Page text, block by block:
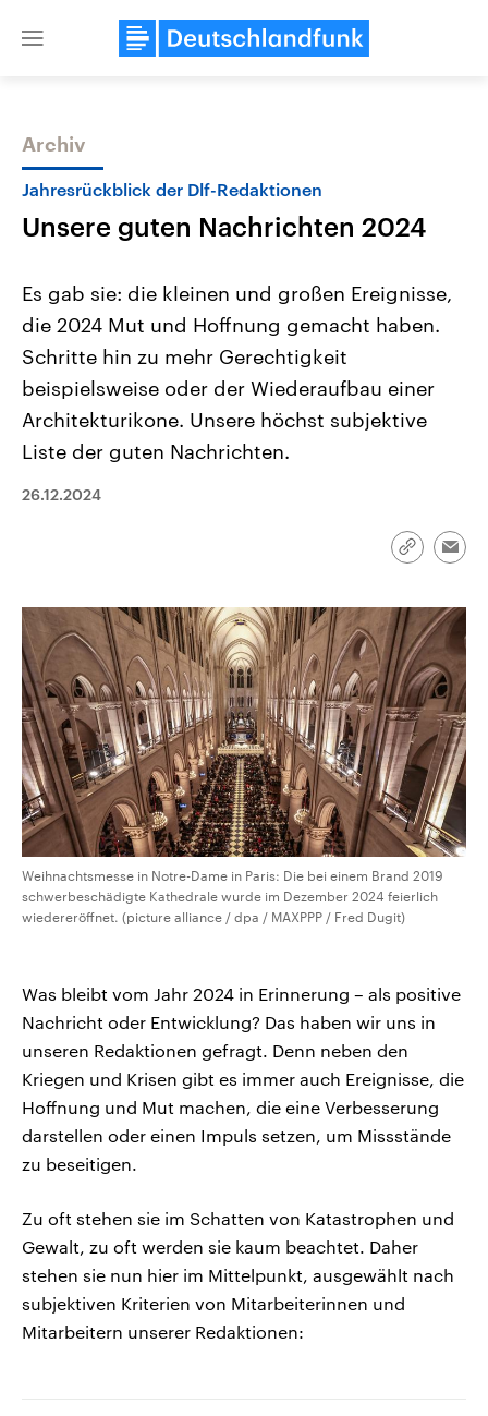
Close
Themen
Landtagswahl Sachsen-Anhalt
2026
Alle Informationen
Sachsen-Anhalt wählt am 6.
September 2026 einen neuen
Landtag. Seit 2021 wird das
CDU, SPD und FDP regiert.-
USA
Aktuelle Beiträge,
Hintergründe
Wirtschaftlich und
Audio-Archiv
Archiv
Jahresrückblick der Dlf-Redaktionen
Unsere guten Nachrichten 2024
Es gab sie: die kleinen und großen Ereignisse,
die 2024 Mut und Hoffnung gemacht haben.
Schritte hin zu mehr Gerechtigkeit
beispielsweise oder der Wiederaufbau einer
Architekturikone. Unsere höchst subjektive
Liste der guten Nachrichten.
26.12.2024
Link
Weihnachtsmesse in Notre-Dame in Paris: Die bei einem Brand 2019
schwerbeschädigte Kathedrale wurde im Dezember 2024 feierlich
wiedereröffnet. (picture alliance / dpa / MAXPPP / Fred Dugit)
Was bleibt vom Jahr 2024 in Erinnerung – als positive
Nachricht oder Entwicklung? Das haben wir uns in
unseren Redaktionen gefragt. Denn neben den
Kriegen und Krisen gibt es immer auch Ereignisse, die
Hoffnung und Mut machen, die eine Verbesserung
darstellen oder einen Impuls setzen, um Missstände
zu beseitigen.
Zu oft stehen sie im Schatten von Katastrophen und
Gewalt, zu oft werden sie kaum beachtet. Daher
stehen sie nun hier im Mittelpunkt, ausgewählt nach
subjektiven Kriterien von Mitarbeiterinnen und
Mitarbeitern unserer Redaktionen: